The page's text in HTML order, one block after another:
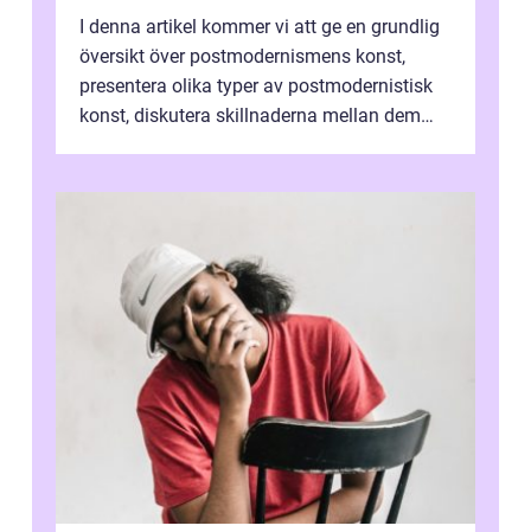
I denna artikel kommer vi att ge en grundlig
översikt över postmodernismens konst,
presentera olika typer av postmodernistisk
konst, diskutera skillnaderna mellan dem